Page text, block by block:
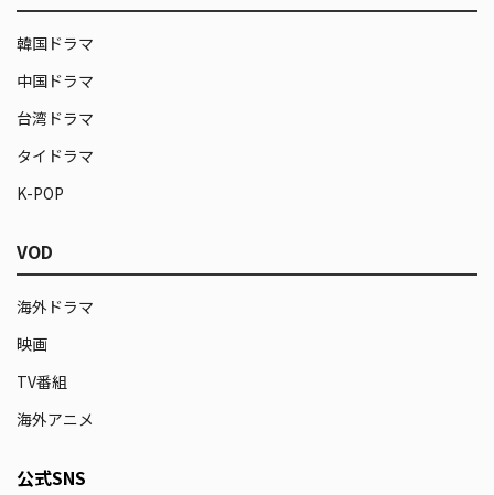
韓国ドラマ
中国ドラマ
台湾ドラマ
タイドラマ
K-POP
VOD
海外ドラマ
映画
TV番組
海外アニメ
公式SNS